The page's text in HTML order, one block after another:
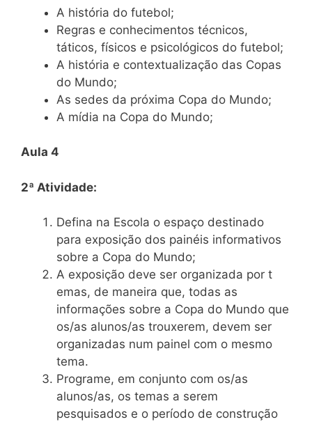
A história do futebol;
Regras e conhecimentos técnicos,
táticos, físicos e psicológicos do futebol;
A história e contextualização das Copas
do Mundo;
As sedes da próxima Copa do Mundo;
A mídia na Copa do Mundo;
Aula 4
2ª Atividade:
Defina na Escola o espaço destinado
para exposição dos painéis informativos
sobre a Copa do Mundo;
A exposição deve ser organizada por t
emas, de maneira que, todas as
informações sobre a Copa do Mundo que
os/as alunos/as trouxerem, devem ser
organizadas num painel com o mesmo
tema.
Programe, em conjunto com os/as
alunos/as, os temas a serem
pesquisados e o período de construção